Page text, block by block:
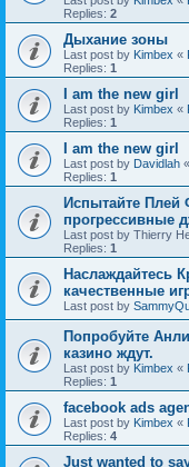
Replies: 2
Дыхание зоны
Last post by Kimbex «
Replies: 1
I am the new girl
Last post by Kimbex «
Replies: 1
I am the new girl
Last post by Davidlah «
Replies: 1
Испытайте
прогрессивные
Last post by Thierry
Replies: 1
Наслаждайтесь
качественные
Last post by
Попробуйте
казино ждут.
Last post by Kimbex «
Replies: 1
facebook ads
Last post by Kimbex «
Replies: 4
Just wanted to